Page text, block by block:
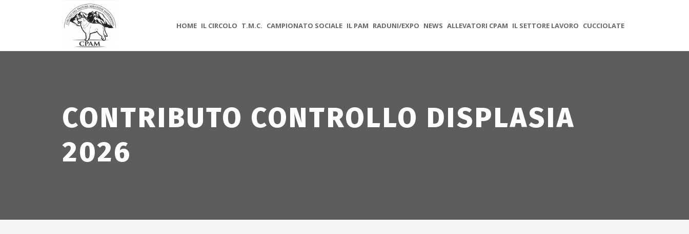
HOME IL CIRCOLO T.M.C. CAMPIONATO SOCIALE IL PAM RADUNI/EXPO NEWS ALLEVATORI CPAM IL SETTORE LAVORO CUCCIOLATE
CONTRIBUTO CONTROLLO DISPLASIA
2026